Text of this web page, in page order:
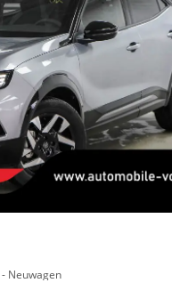
Neuwagen